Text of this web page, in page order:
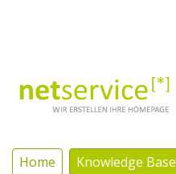
Home Knowledge Base